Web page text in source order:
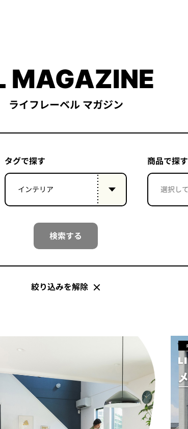
MAGAZINE
ライフレーベル マガジン
タグで探す
インテリア
商品で探す
検索する
絞り込みを解除